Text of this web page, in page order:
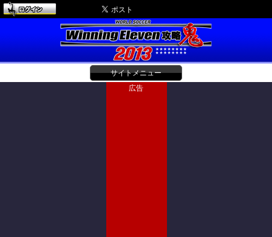
サイトメニュー
広告